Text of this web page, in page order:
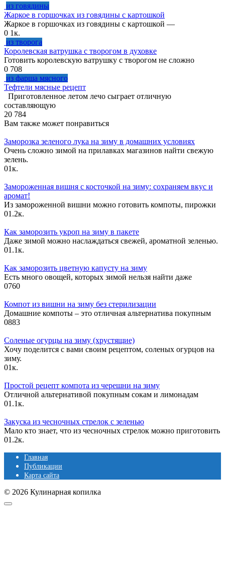
из говядины
Жаркое в горшочках из говядины с картошкой
Жаркое в горшочках из говядины с картошкой —
0 1к.
из творога
Королевская ватрушка с творогом в духовке
Готовить королевскую ватрушку с творогом не сложно
0 708
из фарша мясного
Тефтели мясные рецепт
Приготовленное летом лечо сыграет отличную
составляющую
20 784
Вам также может понравиться
Заморозка зеленого лука на зиму в домашних условиях
Очень сложно зимой на прилавках магазинов найти свежую
зелень.
01к.
Замороженная вишня с косточкой на зиму: сохраняем вкус и
аромат!
Из замороженной вишни можно готовить компоты, пирожки
01.2к.
Как заморозить укроп на зиму в пакете
Даже зимой можно наслаждаться свежей, ароматной зеленью.
01.1к.
Как заморозить цветную капусту на зиму
Есть много овощей, которых зимой нельзя найти даже
0760
Компот из вишни на зиму без стерилизации
Домашние компоты – это отличная альтернатива покупным
0883
Соленые огурцы на зиму (хрустящие)
Хочу поделится с вами своим рецептом, соленых огурцов на
зиму.
01к.
Простой рецепт компота из черешни на зиму
Отличной альтернативой покупным сокам и лимонадам
01.1к.
Закуска из чесночных стрелок с зеленью
Мало кто знает, что из чесночных стрелок можно приготовить
01.2к.
Главная
Публикации
Карта сайта
© 2026 Кулинарная копилка